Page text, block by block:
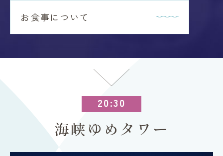
お食事について
20:30
海峡ゆめタワー